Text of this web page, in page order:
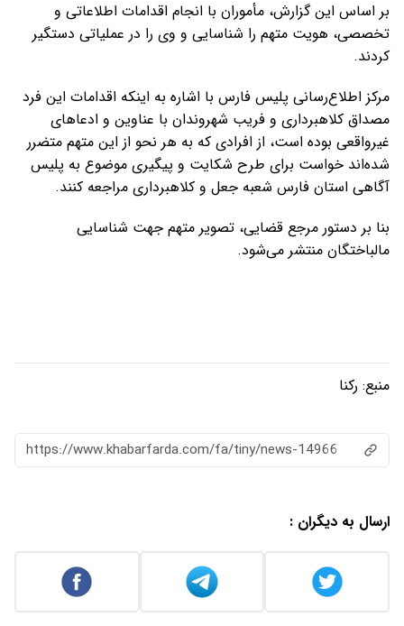
بر اساس این گزارش، مأموران با انجام اقدامات اطلاعاتی و
تخصصی، هویت متهم را شناسایی و وی را در عملیاتی دستگیر
کردند.
مرکز اطلاع‌رسانی پلیس فارس با اشاره به اینکه اقدامات این فرد
مصداق کلاهبرداری و فریب شهروندان با عناوین و ادعاهای
غیرواقعی بوده است، از افرادی که به هر نحو از این متهم متضرر
شده‌اند خواست برای طرح شکایت و پیگیری موضوع به پلیس
آگاهی استان فارس شعبه جعل و کلاهبرداری مراجعه کنند.
بنا بر دستور مرجع قضایی، تصویر متهم جهت شناسایی
مالباختگان منتشر می‌شود.
منبع: رکنا
https://www.khabarfarda.com/fa/tiny/news-14966
ارسال به دیگران :